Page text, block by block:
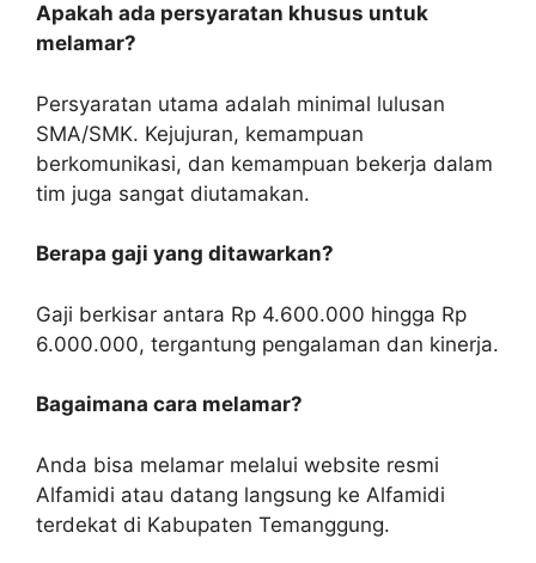
Apakah ada persyaratan khusus untuk
melamar?
Persyaratan utama adalah minimal lulusan
SMA/SMK. Kejujuran, kemampuan
berkomunikasi, dan kemampuan bekerja dalam
tim juga sangat diutamakan.
Berapa gaji yang ditawarkan?
Gaji berkisar antara Rp 4.600.000 hingga Rp
6.000.000, tergantung pengalaman dan kinerja.
Bagaimana cara melamar?
Anda bisa melamar melalui website resmi
Alfamidi atau datang langsung ke Alfamidi
terdekat di Kabupaten Temanggung.